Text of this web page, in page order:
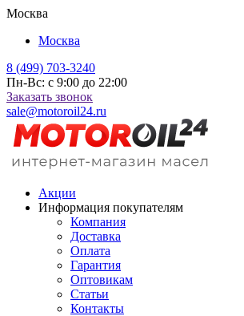
Москва
Москва
8 (499) 703-3240
Пн-Вс: с 9:00 до 22:00
Заказать звонок
sale@motoroil24.ru
Акции
Информация покупателям
Компания
Доставка
Оплата
Гарантия
Оптовикам
Статьи
Контакты